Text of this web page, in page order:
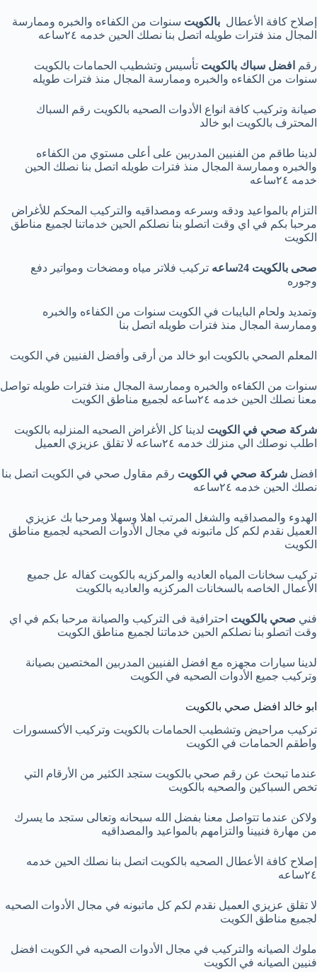
إصلاح كافة الأعطال بالكويت سنوات من الكفاءه والخبره وممارسة
المجال منذ فترات طويله اتصل بنا نصلك الحين خدمه ٢٤ساعه
رقم افضل سباك بالكويت تأسيس وتشطيب الحمامات بالكويت
سنوات من الكفاءه والخبره وممارسة المجال منذ فترات طويله
صيانة وتركيب كافة انواع الأدوات الصحيه بالكويت رقم السباك
المحترف بالكويت ابو خالد
لدينا طاقم من الفنيين المدربين على أعلى مستوي من الكفاءه
والخبره وممارسة المجال منذ فترات طويله اتصل بنا نصلك الحين
خدمه ٢٤ساعه
التزام بالمواعيد ودقه وسرعه ومصداقيه والتركيب المحكم للأغراض
مرحبا بكم في اي وقت اتصلو بنا نصلكم الحين خدماتنا لجميع مناطق
الكويت
صحى بالكويت 24ساعه
تركيب فلاتر مياه ومضخات ومواتير دفع
وجوره
وتمديد ولحام البايبات في الكويت سنوات من الكفاءه والخبره
وممارسة المجال منذ فترات طويله اتصل بنا
المعلم الصحي بالكويت ابو خالد من أرقى وأفضل الفنيين في الكويت
سنوات من الكفاءه والخبره وممارسة المجال منذ فترات طويله تواصل
معنا نصلك الحين خدمه ٢٤ساعه لجميع مناطق الكويت
شركة صحي في الكويت لدينا كل الأغراض الصحيه المنزليه بالكويت
اطلب نوصلك الي منزلك خدمه ٢٤ساعه لا تقلق عزيزي العميل
افضل شركة صحي في الكويت رقم مقاول صحي في الكويت اتصل بنا
نصلك الحين خدمه ٢٤ساعه
الهدوء والمصداقيه والشغل المرتب اهلا وسهلا ومرحبا بك عزيزي
العميل نقدم لكم كل ماتبونه في مجال الأدوات الصحيه لجميع مناطق
الكويت
تركيب سخانات المياه العاديه والمركزيه بالكويت كفاله عل جميع
الأعمال الخاصه بالسخانات المركزيه والعاديه بالكويت
فني صحي بالكويت احترافية فى التركيب والصيانة مرحبا بكم في اي
وقت اتصلو بنا نصلكم الحين خدماتنا لجميع مناطق الكويت
لدينا سيارات مجهزه مع افضل الفنيين المدربين المختصين بصيانة
وتركيب جميع الأدوات الصحيه في الكويت
ابو خالد افضل صحي بالكويت
تركيب مراحيض وتشطيب الحمامات بالكويت وتركيب الأكسسورات
واطقم الحمامات في الكويت
عندما تبحث عن رقم صحي بالكويت ستجد الكثير من الأرقام التي
تخص السباكين والصحيه بالكويت
ولاكن عندما تتواصل معنا بفضل الله سبحانه وتعالى ستجد ما يسرك
من مهارة فنيينا والتزامهم بالمواعيد والمصداقيه
إصلاح كافة الأعطال الصحيه بالكويت اتصل بنا نصلك الحين خدمه
٢٤ساعه
لا تقلق عزيزي العميل نقدم لكم كل ماتبونه في مجال الأدوات الصحيه
لجميع مناطق الكويت
ملوك الصيانه والتركيب في مجال الأدوات الصحيه في الكويت افضل
فنيين الصيانه في الكويت